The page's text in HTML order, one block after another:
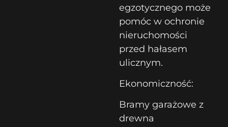
egzotycznego może
pomóc w ochronie
nieruchomości
przed hałasem
ulicznym.
Ekonomiczność:
Bramy garażowe z
drewna